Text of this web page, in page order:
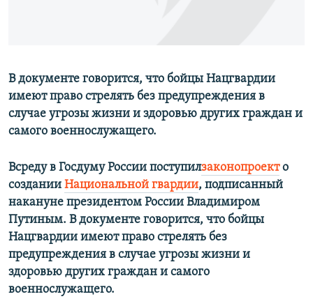
В документе говорится, что бойцы Нацгвардии
имеют право стрелять без предупреждения в
случае угрозы жизни и здоровью других граждан и
самого военнослужащего.
Всреду в Госдуму России поступилзаконопроекто
создании Национальной гвардии, подписанный
накануне президентом России Владимиром
Путиным. В документе говорится, что бойцы
Нацгвардии имеют право стрелять без
предупреждения в случае угрозы жизни и
здоровью других граждан и самого
военнослужащего.